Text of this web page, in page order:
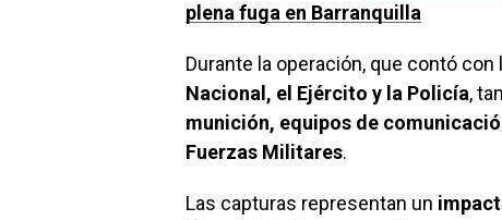
plena fuga en Barranquilla
Durante la operación, que contó
Nacional, el Ejército y la Policía,
munición, equipos de
Fuerzas Militares.
Las capturas representan un